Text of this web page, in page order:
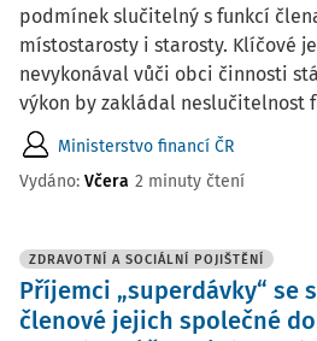
podmínek slučitelný s funkcí
místostarosty i starosty. Klíčové
nevykonával vůči obci činnosti
výkon by zakládal neslučitelnost
Ministerstvo financí ČR
Vydáno: Včera 2 minuty čtení
ZDRAVOTNÍ A SOCIÁLNÍ POJIŠTĚNÍ
Příjemci „superdávky“ se
členové jejich společné